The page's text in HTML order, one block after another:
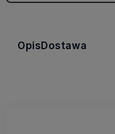
OpisDostawa